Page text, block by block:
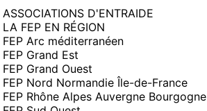
ASSOCIATIONS D'ENTRAIDE
LA FEP EN RÉGION
FEP Arc méditerranéen
FEP Grand Est
FEP Grand Ouest
FEP Nord Normandie Île-de-France
FEP Rhône Alpes Auvergne Bourgogne